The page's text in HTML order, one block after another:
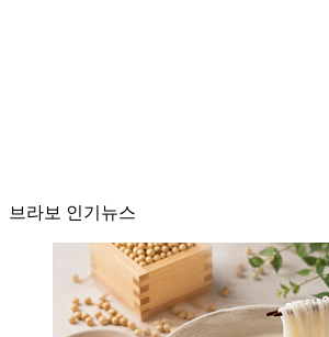
브라보 인기뉴스